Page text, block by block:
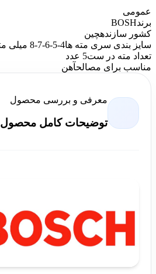
عمومی
برندBOSH
کشور سازندهچین
سایز بندی سری مته ها4-5-6-7-8 میلی متر
تعداد مته در ست5 عدد
مناسب برای مصالحآهن
معرفی و بررسی محصول
توضیحات کامل محصول